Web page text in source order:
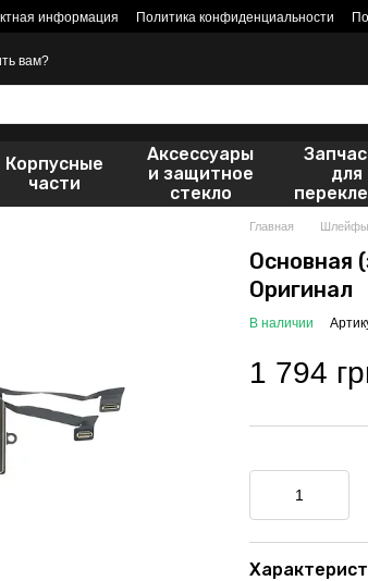
информация Политика конфиденциальности
вам?
Корпусные
части
Аксессуары
и защитное
стекло
для
Главная Шлейфы
Основная
Оригинал
В наличии
1 794